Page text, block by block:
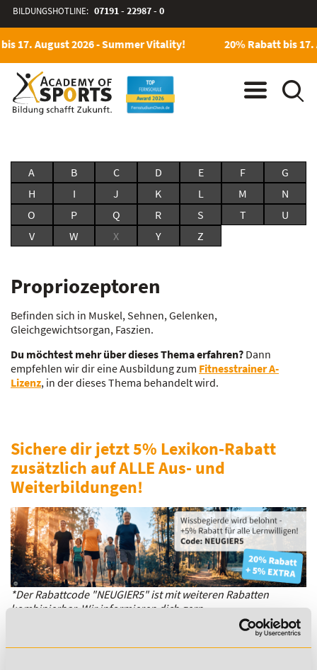
BILDUNGSHOTLINE: 07191 - 22987 - 0
17. August 2026 - Summer Vitality! 20% Rabatt bis
A B C D E F
G
H
I J K L M
N
O
P Q R S T
U
V
W X Y Z
Propriozeptoren
Befinden sich in Muskel, Sehnen, Gelenken,
Gleichgewichtsorgan, Faszien.
Du möchtest mehr über dieses Thema erfahren? Dann
empfehlen wir dir eine Ausbildung zum Fitnesstrainer A-
Lizenz, in der dieses Thema behandelt wird.
Sichere dir jetzt 5% Lexikon-Rabatt
zusätzlich auf ALLE Aus- und
Weiterbildungen!
*Der Rabattcode "NEUGIER5" ist mit weiteren Rabatten
kombinierbar. Wir informieren dich gern.